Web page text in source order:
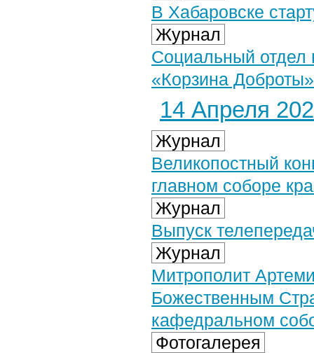
В Хабаровске
Журнал
Социальный отдел
«Корзина Доброты»
14 Апреля
Журнал
Великопостный
главном соборе
Журнал
Выпуск
Журнал
Митрополит
Божественным
кафедральном
Фотогалерея